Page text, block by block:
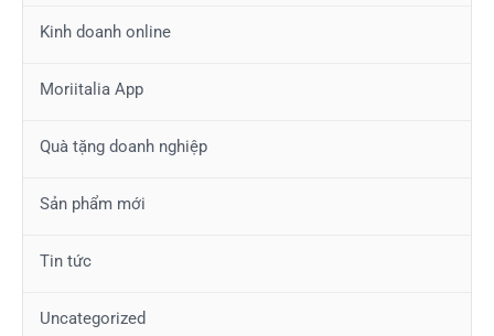
Kinh doanh online
Moriitalia App
Quà tặng doanh nghiệp
Sản phẩm mới
Tin tức
Uncategorized